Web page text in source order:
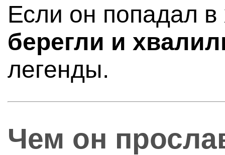
Если он попадал в
берегли и
легенды.
Чем он